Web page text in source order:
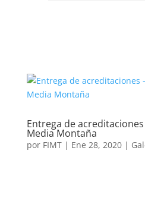
Entrega de
Media Montaña
por FIMT| Ene 28, 2020|